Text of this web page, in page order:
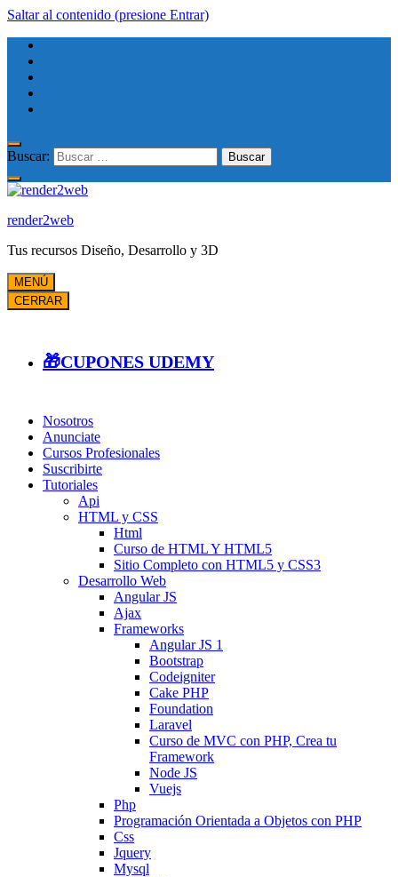
Saltar al contenido (presione Entrar)
Buscar:
render2web
Tus recursos Diseño, Desarrollo y 3D
MENÚ
CERRAR
🎁CUPONES UDEMY
Nosotros
Anunciate
Cursos Profesionales
Suscribirte
Tutoriales
Api
HTML y CSS
Html
Curso de HTML Y HTML5
Sitio Completo con HTML5 y CSS3
Desarrollo Web
Angular JS
Ajax
Frameworks
Angular JS 1
Bootstrap
Codeigniter
Cake PHP
Foundation
Laravel
Curso de MVC con PHP, Crea tu
Framework
Node JS
Vuejs
Php
Programación Orientada a Objetos con PHP
Css
Jquery
Mysql